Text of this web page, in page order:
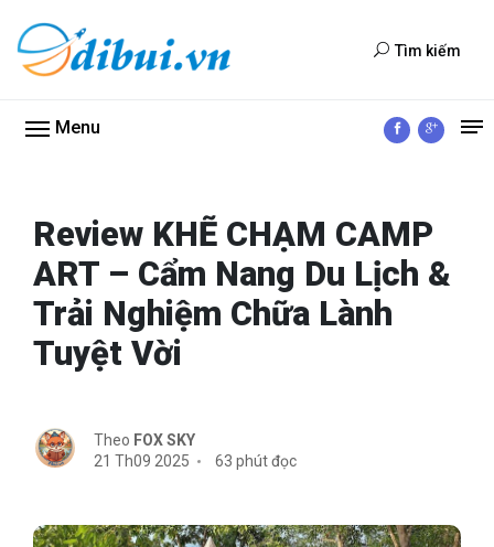
Tìm kiếm
Menu
Review KHẼ CHẠM CAMP
ART – Cẩm Nang Du Lịch &
Trải Nghiệm Chữa Lành
Tuyệt Vời
Theo FOX SKY
21 Th09 2025
63 phút đọc